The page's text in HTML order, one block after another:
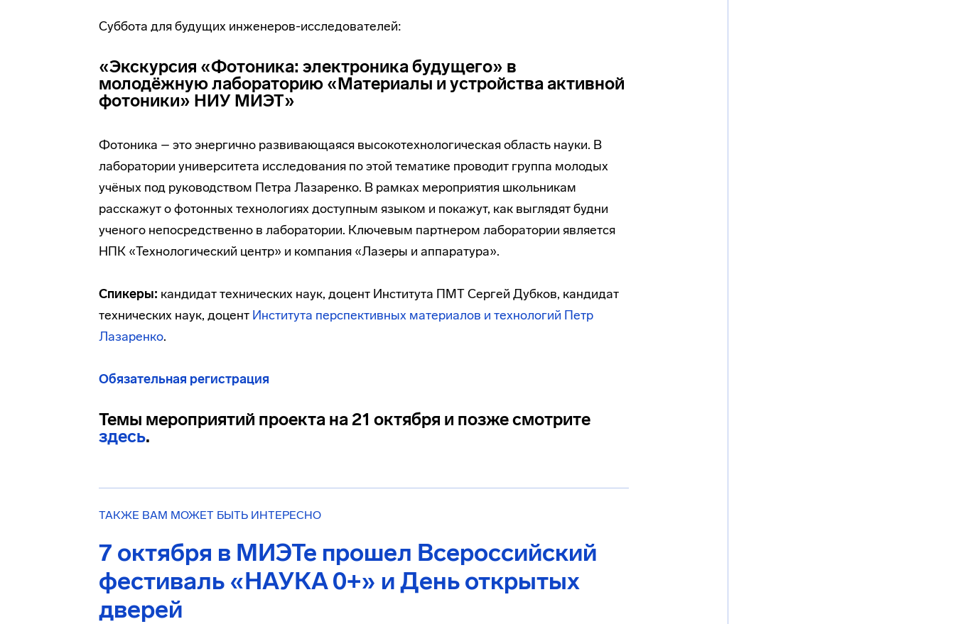
Суббота для будущих инженеров-исследователей:
«Экскурсия «Фотоника: электроника будущего» в
молодёжную лабораторию «Материалы и устройства активной
фотоники» НИУ МИЭТ»
Фотоника – это энергично развивающаяся высокотехнологическая область науки. В
лаборатории университета исследования по этой тематике проводит группа молодых
учёных под руководством Петра Лазаренко. В рамках мероприятия школьникам
расскажут о фотонных технологиях доступным языком и покажут, как выглядят будни
ученого непосредственно в лаборатории. Ключевым партнером лаборатории является
НПК «Технологический центр» и компания «Лазеры и аппаратура».
Спикеры: кандидат технических наук, доцент Института ПМТ Сергей Дубков, кандидат
технических наук, доцент Института перспективных материалов и технологий Петр
Лазаренко.
Обязательная регистрация
Темы мероприятий проекта на 21 октября и позже смотрите
здесь.
ТАКЖЕ ВАМ МОЖЕТ БЫТЬ ИНТЕРЕСНО
7 октября в МИЭТе прошел Всероссийский
фестиваль «НАУКА 0+» и День открытых
дверей